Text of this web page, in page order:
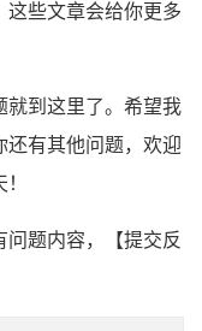
这些文章会给你更多
就到这里了。希望我
还有其他问题，欢迎
问题内容，【提交反